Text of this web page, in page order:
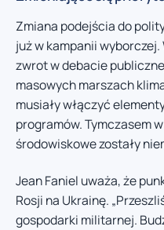
Zmiana podejścia do
już w kampanii
zwrot w debacie
masowych marszach
musiały włączyć
programów. Tymczasem
środowiskowe zostały
Jean Faniel uważa, że
Rosji na Ukrainę.
gospodarki militarnej.